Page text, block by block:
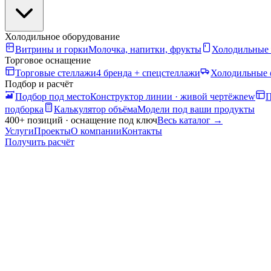
Холодильное оборудование
Витрины и горкиМолочка, напитки, фрукты
Торговое оснащение
Торговые стеллажи4 бренда + спецстеллажи Холодильные
Подбор и расчёт
Подбор под местоКонструктор линии · живой чертёжnew
подборка
Калькулятор объёмаМодели под ваши продукты
400+ позиций · оснащение под ключВесь каталог →
УслугиПроектыО компанииКонтакты
Получить расчёт